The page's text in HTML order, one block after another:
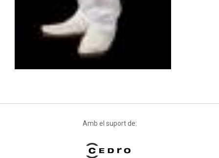
Amb el suport de: